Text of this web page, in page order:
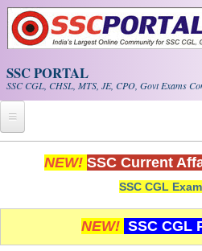
Skip to main content
SSC PORTAL
SSC CGL, CHSL, MTS, JE, CPO, Govt Exams
Home
Exam Calendar
NEW! SSC Current
SSC CGL Exam
NEW! SSC CGL